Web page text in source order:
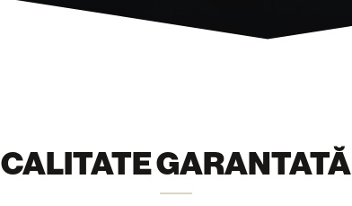
CALITATE GARANTATĂ